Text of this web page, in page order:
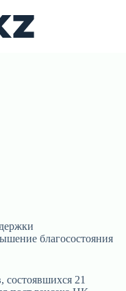
благосостояния
состоявшихся 21